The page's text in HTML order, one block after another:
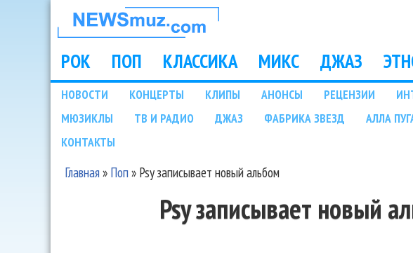
НОВОСТИ
МУЗЫКИ И
ШОУ БИЗНЕСА
NEWSMUZ.COM
Main menu
РОК ПОП КЛАССИКА МИКС ДЖАЗ
Подразделы
НОВОСТИ КОНЦЕРТЫ КЛИПЫ АНОНСЫ РЕЦЕНЗИИ
МЮЗИКЛЫ
ТВ И РАДИО ДЖАЗ ФАБРИКА ЗВЕЗД АЛЛА
КОНТАКТЫ
Главная» Поп» Psy записывает новый альбом
Psy записывает новый